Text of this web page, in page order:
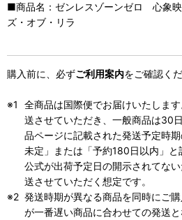
■商品名：ゼンレスゾーンゼロ 心象
ズ・オブ・リラ
購入前に、必ずご利用案内をご確認くだ
全商品は国際便でお届けいたしま
送させていただき、一般商品は30
品ページに記載された発送予定時
未定」または「予約180日以内」と
公式が出荷予定日の開示されてな
送させていただく想定です。
発送時期が異なる商品を同時にご
が一番遅い商品に合わせての発送と